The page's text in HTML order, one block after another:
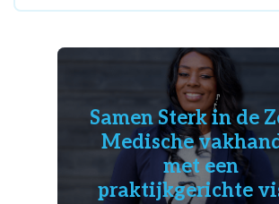
Samen Sterk in de
Medische
met een
praktijkgerichte